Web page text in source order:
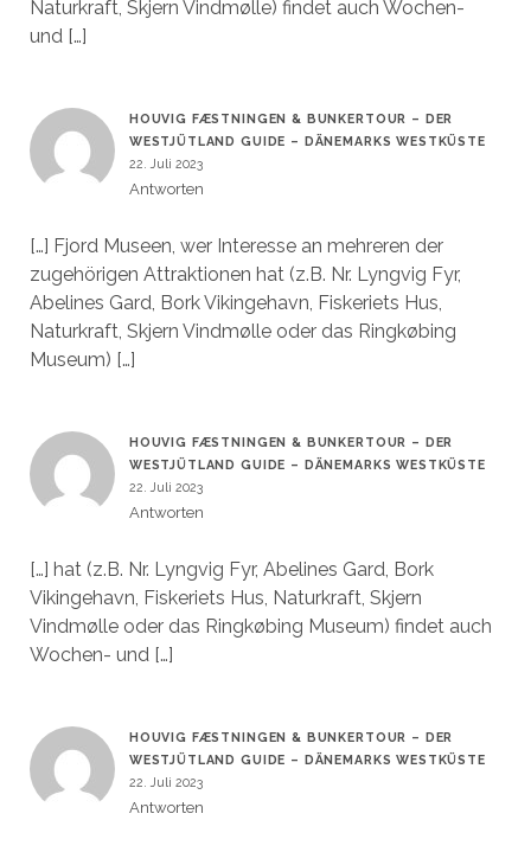
Naturkraft, Skjern Vindmølle) findet auch Wochen-
und […]
HOUVIG FÆSTNINGEN & BUNKERTOUR – DER
WESTJÜTLAND GUIDE – DÄNEMARKS WESTKÜSTE
22. Juli 2023
Antworten
[…] Fjord Museen, wer Interesse an mehreren der
zugehörigen Attraktionen hat (z.B. Nr. Lyngvig Fyr,
Abelines Gard, Bork Vikingehavn, Fiskeriets Hus,
Naturkraft, Skjern Vindmølle oder das Ringkøbing
Museum) […]
HOUVIG FÆSTNINGEN & BUNKERTOUR – DER
WESTJÜTLAND GUIDE – DÄNEMARKS WESTKÜSTE
22. Juli 2023
Antworten
[…] hat (z.B. Nr. Lyngvig Fyr, Abelines Gard, Bork
Vikingehavn, Fiskeriets Hus, Naturkraft, Skjern
Vindmølle oder das Ringkøbing Museum) findet auch
Wochen- und […]
HOUVIG FÆSTNINGEN & BUNKERTOUR – DER
WESTJÜTLAND GUIDE – DÄNEMARKS WESTKÜSTE
22. Juli 2023
Antworten